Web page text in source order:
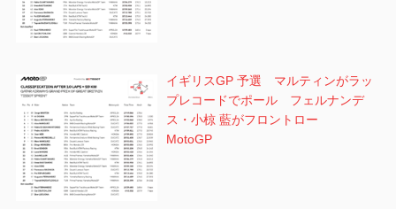
イギリスGP 予選 マルティンがラッ
プレコードでポール フェルナンデ
ス・小椋 藍がフロントロー
MotoGP